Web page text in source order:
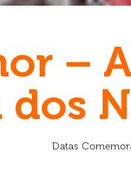
–
dos
Datas